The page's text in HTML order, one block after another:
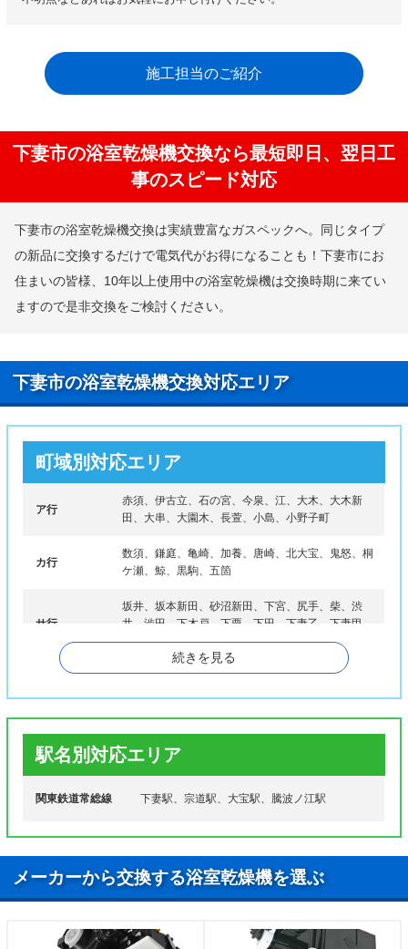
施工担当のご紹介
下妻市の浴室乾燥機交換なら最短即日、翌日工
事のスピード対応
下妻市の浴室乾燥機交換は実績豊富なガスペックへ。同じタイプ
の新品に交換するだけで電気代がお得になることも！下妻市にお
住まいの皆様、10年以上使用中の浴室乾燥機は交換時期に来てい
ますので是非交換をご検討ください。
下妻市の浴室乾燥機交換対応エリア
町域別対応エリア
ア行
赤須、伊古立、石の宮、今泉、江、大木、大木新
田、大串、大園木、長萱、小島、小野子町
カ行
数須、鎌庭、亀崎、加養、唐崎、北大宝、鬼怒、桐
ケ瀬、鯨、黒駒、五箇
サ行
坂井、坂本新田、砂沼新田、下宮、尻手、柴、渋
井、渋田、下木戸、下栗、下田、下妻乙、下妻甲、
下妻丁、下妻丙、下妻戊、神明、関本下、宗道
大宝、高道祖、田下、田町、筑波島
ハ行
羽子、原、半谷、比毛、肘谷、樋橋、平方、平川
戸、平沼、福田、袋畑、古沢、別府、堀篭、本宿
ワ行 若柳
続きを見る
駅名別対応エリア
関東鉄道常総線 下妻駅、宗道駅、大宝駅、騰波ノ江駅
メーカーから交換する浴室乾燥機を選ぶ